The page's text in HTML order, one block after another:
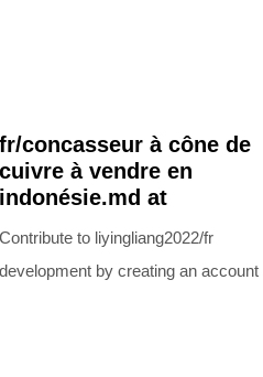
fr/concasseur à cône de
cuivre à vendre en
indonésie.md at
Contribute to liyingliang2022/fr
development by creating an account